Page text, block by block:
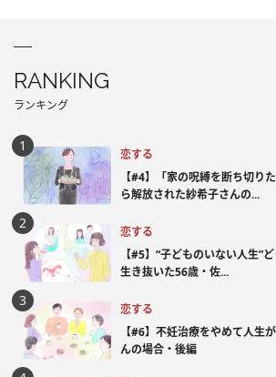
RANKING
ランキング
恋する
【#4】「家の呪縛を断ち切り
ら解放された紗希子さんの...
恋する
【#5】“子どものいない人生
生き抜いた56歳・佐...
恋する
【#6】不妊治療をやめて人生
んの場合・後編